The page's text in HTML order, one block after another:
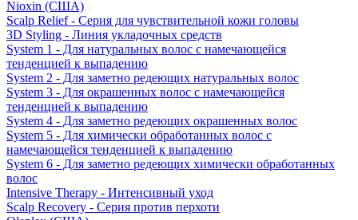
Nioxin (США)
Scalp Relief - Серия для чувствительной кожи головы
3D Styling - Линия укладочных средств
System 1 - Для натуральных волос с намечающейся
тенденцией к выпадению
System 2 - Для заметно редеющих натуральных волос
System 3 - Для окрашенных волос с намечающейся
тенденцией к выпадению
System 4 - Для заметно редеющих окрашенных волос
System 5 - Для химически обработанных волос с
намечающейся тенденцией к выпадению
System 6 - Для заметно редеющих химически обработанных
волос
Intensive Therapy - Интенсивный уход
Scalp Recovery - Серия против перхоти